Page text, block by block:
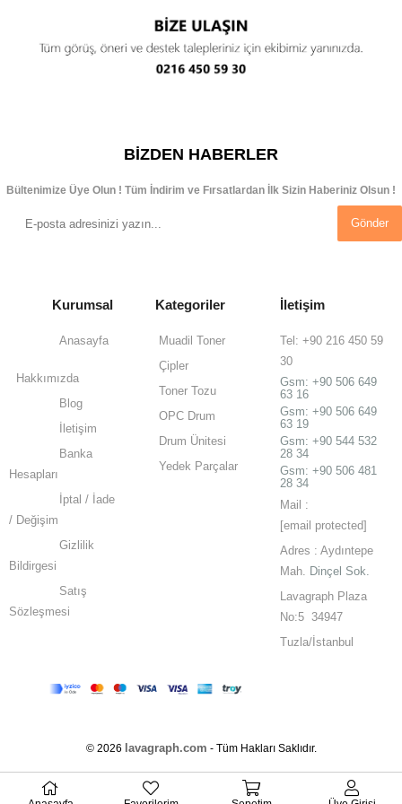
BIZDEN HABERLER
Bültenimize Üye Olun ! Tüm İndirim ve Fırsatlardan İlk Sizin Haberiniz Olsun !
Gönder
Kurumsal
Anasayfa
Hakkımızda
Blog
İletişim
Banka
Hesapları
İptal / İade
/ Değişim
Gizlilik
Bildirgesi
Satış
Sözleşmesi
Kategoriler
Muadil Toner
Çipler
Toner Tozu
OPC Drum
Drum Ünitesi
Yedek Parçalar
İletişim
Tel: +90 216 450 59
30
Gsm:+90 506 649
63 16
Gsm:+90 506 649
63 19
Gsm: +90 544 532
28 34
Gsm: +90 506 481
28 34
Mail :
[email protected]
Adres : Aydıntepe
Mah. Dinçel Sok.
Lavagraph Plaza
No:5 34947
Tuzla/İstanbul
© 2026 lavagraph.com - Tüm Hakları Saklıdır.